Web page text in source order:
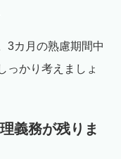
3カ月の熟慮期間中
っかり考えましょ
義務が残りま